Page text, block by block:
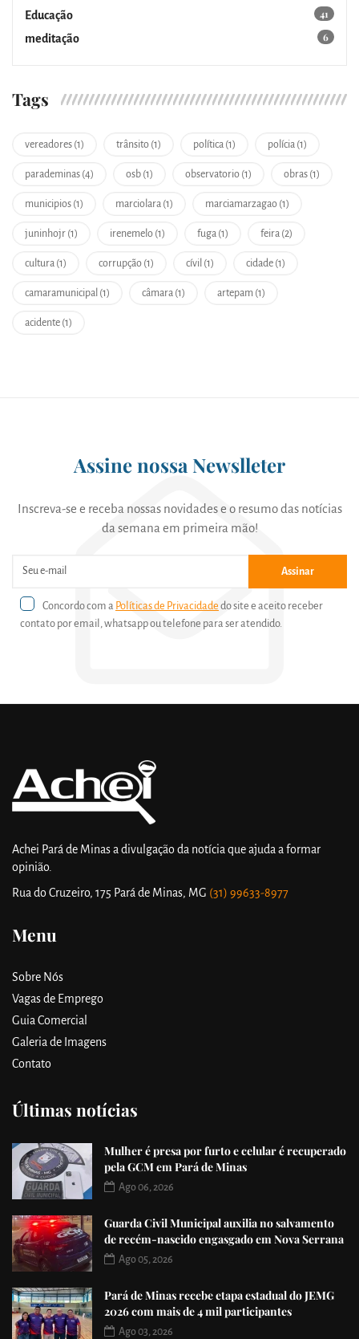
Educação
41
meditação
6
Tags
vereadores (1) trânsito (1) política (1) polícia (1)
parademinas (4) osb (1) observatorio (1) obras (1)
municipios (1) marciolara (1) marciamarzagao (1)
juninhojr (1) irenemelo (1) fuga (1) feira (2)
cultura (1) corrupção (1) cívil (1) cidade (1)
camaramunicipal (1) câmara (1) artepam (1)
acidente (1)
Assine nossa Newslleter
Inscreva-se e receba nossas novidades e o resumo das notícias
da semana em primeira mão!
Assinar
Concordo com a Políticas de Privacidade do site e aceito receber
contato por email, whatsapp ou telefone para ser atendido.
Achei Pará de Minas a divulgação da notícia que ajuda a formar
opinião.
Rua do Cruzeiro, 175 Pará de Minas, MG (31) 99633-8977
Menu
Sobre Nós
Vagas de Emprego
Guia Comercial
Galeria de Imagens
Contato
Últimas notícias
Mulher é presa por furto e celular é recuperado
pela GCM em Pará de Minas
Ago 06, 2026
Guarda Civil Municipal auxilia no salvamento
de recém-nascido engasgado em Nova Serrana
Ago 05, 2026
Pará de Minas recebe etapa estadual do JEMG
2026 com mais de 4 mil participantes
Ago 03, 2026